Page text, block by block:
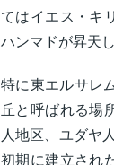
てはイエス・キ
ハンマドが昇天
特に東エルサレ
丘と呼ばれる場
人地区、ユダヤ
初期に建立され